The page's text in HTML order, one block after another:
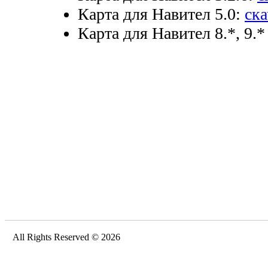
Карта для Навител 5.0:
Карта для Навител 8.*,
All Rights Reserved © 2026